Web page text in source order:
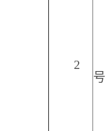
2
号